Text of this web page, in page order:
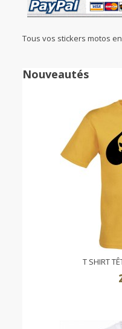
Tous vos stickers
Nouveautés
T SHIRT